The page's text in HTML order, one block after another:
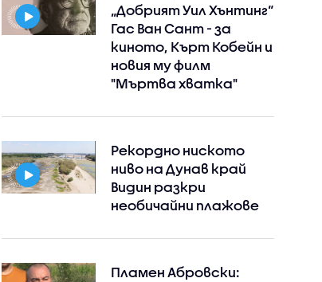
„Добрият Уил Хънтинг“
Гас Ван Сант - за
киното, Кърт Кобейн и
новия му филм
"Мъртва хватка"
Рекордно ниското
ниво на Дунав край
Видин разкри
необичайни плажове
Пламен Абровски: